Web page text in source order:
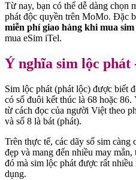
Từ nay, bạn có thể dễ dàng chọn
phát độc quyền trên MoMo. Đặc
miễn phí giao hàng khi mua
mua eSim iTel.
Ý nghĩa sim lộc phát
Sim lộc phát (phát lộc) được biết
có số đuôi kết thúc là 68 hoặc
từ cách đọc của người Việt theo
và số 8 là bát (phát).
Trên thực tế, các dãy số sim
đẹp và mang đến nhiều may
đó mà sim lộc phát được rất
dụng.